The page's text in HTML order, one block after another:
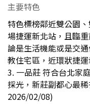
主要特色
特色標榜鄰近雙公園
場捷運新北站，且臨
論是生活機能或是交
教住宅區，近環狀捷
3. 一品莊 符合台北家
採光，新莊副都心最
2026/02/08)